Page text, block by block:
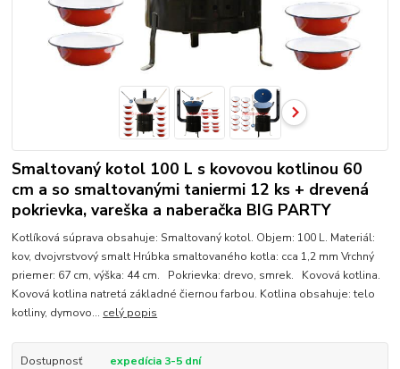
Smaltovaný kotol 100 L s kovovou kotlinou 60
cm a so smaltovanými taniermi 12 ks + drevená
pokrievka, vareška a naberačka BIG PARTY
Kotlíková súprava obsahuje: Smaltovaný kotol. Objem: 100 L. Materiál:
kov, dvojvrstvový smalt Hrúbka smaltovaného kotla: cca 1,2 mm Vrchný
priemer: 67 cm, výška: 44 cm. Pokrievka: drevo, smrek. Kovová kotlina.
Kovová kotlina natretá základné čiernou farbou. Kotlina obsahuje: telo
kotliny, dymovo... celý popis
Dostupnosť
expedícia 3-5 dní